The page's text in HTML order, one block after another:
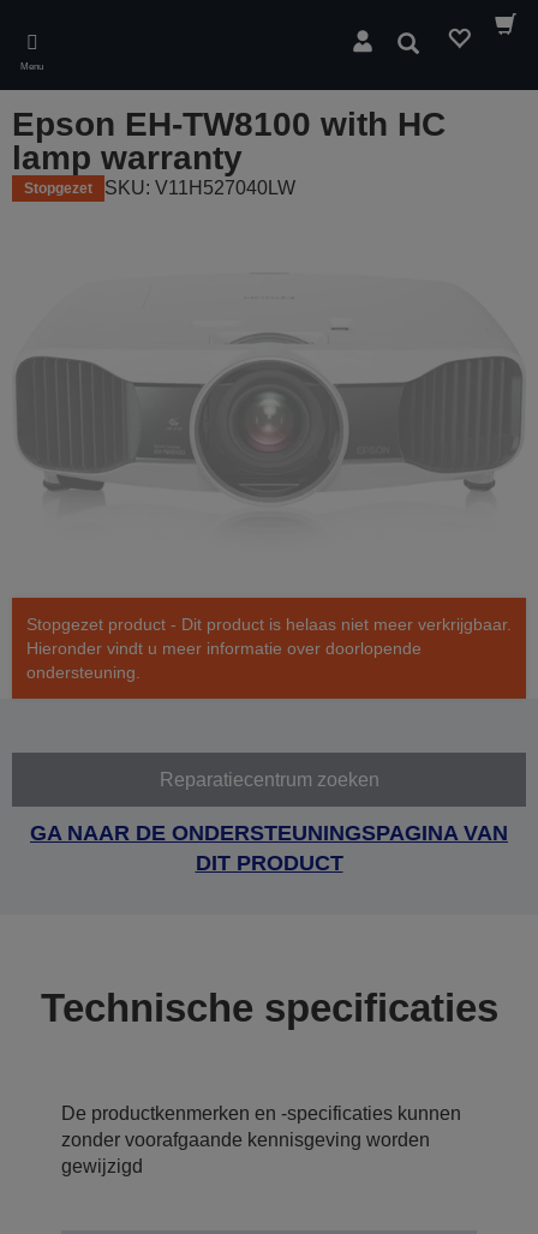
main
content
Menu
Zoeken
Epson EH-TW8100 with HC
lamp warranty
Stopgezet SKU: V11H527040LW
Stopgezet product - Dit product is helaas niet meer verkrijgbaar.
Hieronder vindt u meer informatie over doorlopende
ondersteuning.
Reparatiecentrum zoeken
GA NAAR DE ONDERSTEUNINGSPAGINA VAN
DIT PRODUCT
Technische specificaties
De productkenmerken en -specificaties kunnen
zonder voorafgaande kennisgeving worden
gewijzigd